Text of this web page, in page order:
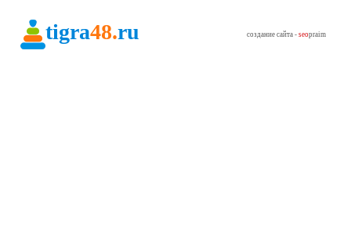
tigra48.ru создание сайта - seopraim